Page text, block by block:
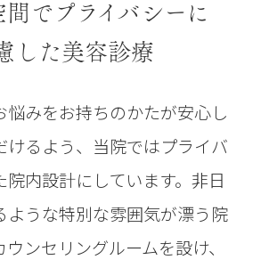
間で プライバシーに
した美容診療
悩みをお持ちのかたが安心し
けるよう、当院ではプライバ
院内設計にしています。非日
ような特別な雰囲気が漂う院
ンセリングルームを設け、